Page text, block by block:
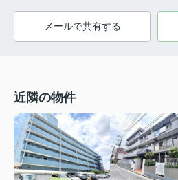
メールで共有する
近隣の物件